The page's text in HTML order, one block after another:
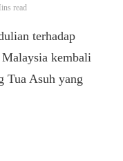
read
terhadap
kembali
Tua Asuh yang